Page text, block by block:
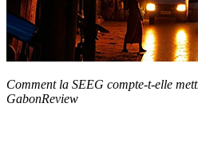
Comment la SEEG compte-t-elle
GabonReview